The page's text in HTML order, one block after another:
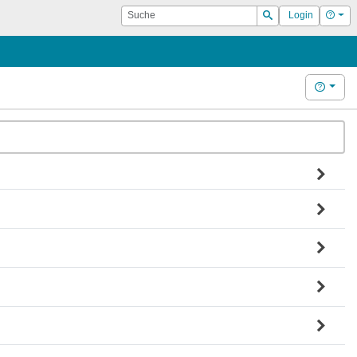
Suche
Suchen
Login Hilfe
Hilfe